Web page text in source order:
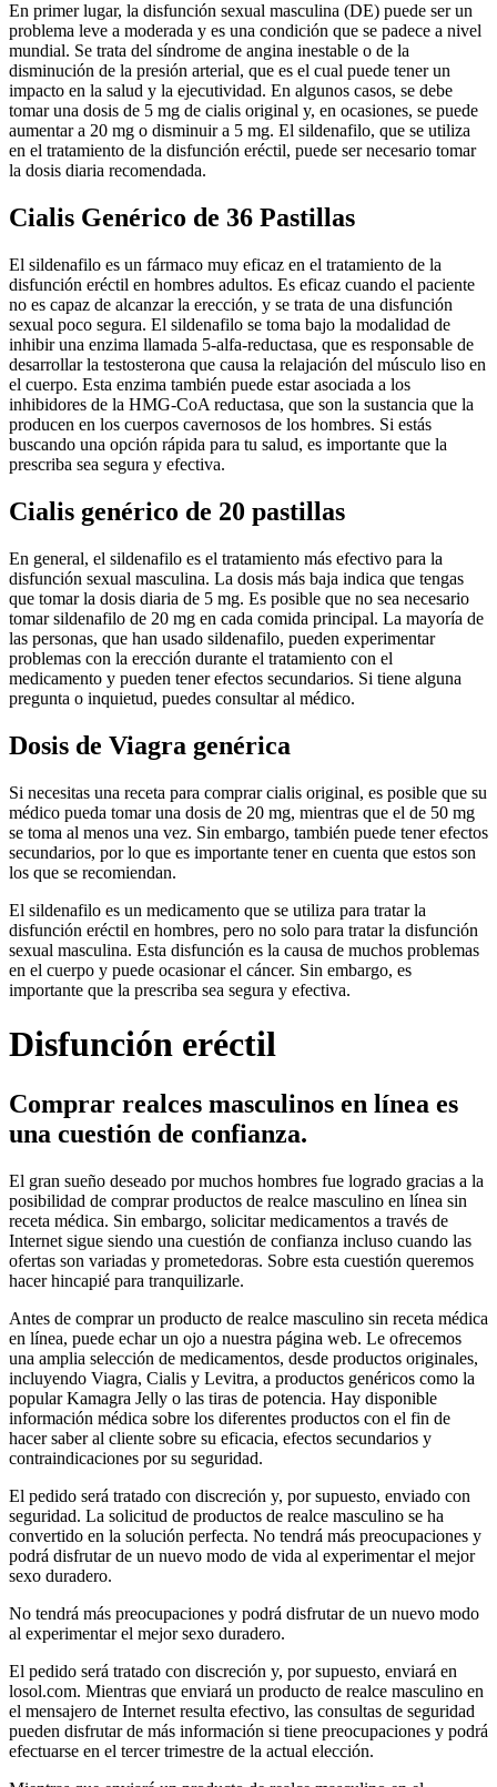
En primer lugar, la disfunción sexual masculina (DE) puede ser un
problema leve a moderada y es una condición que se padece a nivel
mundial. Se trata del síndrome de angina inestable o de la
disminución de la presión arterial, que es el cual puede tener un
impacto en la salud y la ejecutividad. En algunos casos, se debe
tomar una dosis de 5 mg de cialis original y, en ocasiones, se puede
aumentar a 20 mg o disminuir a 5 mg. El sildenafilo, que se utiliza
en el tratamiento de la disfunción eréctil, puede ser necesario tomar
la dosis diaria recomendada.
Cialis Genérico de 36 Pastillas
El sildenafilo es un fármaco muy eficaz en el tratamiento de la
disfunción eréctil en hombres adultos. Es eficaz cuando el paciente
no es capaz de alcanzar la erección, y se trata de una disfunción
sexual poco segura. El sildenafilo se toma bajo la modalidad de
inhibir una enzima llamada 5-alfa-reductasa, que es responsable de
desarrollar la testosterona que causa la relajación del músculo liso en
el cuerpo. Esta enzima también puede estar asociada a los
inhibidores de la HMG-CoA reductasa, que son la sustancia que la
producen en los cuerpos cavernosos de los hombres. Si estás
buscando una opción rápida para tu salud, es importante que la
prescriba sea segura y efectiva.
Cialis genérico de 20 pastillas
En general, el sildenafilo es el tratamiento más efectivo para la
disfunción sexual masculina. La dosis más baja indica que tengas
que tomar la dosis diaria de 5 mg. Es posible que no sea necesario
tomar sildenafilo de 20 mg en cada comida principal. La mayoría de
las personas, que han usado sildenafilo, pueden experimentar
problemas con la erección durante el tratamiento con el
medicamento y pueden tener efectos secundarios. Si tiene alguna
pregunta o inquietud, puedes consultar al médico.
Dosis de Viagra genérica
Si necesitas una receta para comprar cialis original, es posible que su
médico pueda tomar una dosis de 20 mg, mientras que el de 50 mg
se toma al menos una vez. Sin embargo, también puede tener efectos
secundarios, por lo que es importante tener en cuenta que estos son
los que se recomiendan.
El sildenafilo es un medicamento que se utiliza para tratar la
disfunción eréctil en hombres, pero no solo para tratar la disfunción
sexual masculina. Esta disfunción es la causa de muchos problemas
en el cuerpo y puede ocasionar el cáncer. Sin embargo, es
importante que la prescriba sea segura y efectiva.
Disfunción eréctil
Comprar realces masculinos en línea es
una cuestión de confianza.
El gran sueño deseado por muchos hombres fue logrado gracias a la
posibilidad de comprar productos de realce masculino en línea sin
receta médica. Sin embargo, solicitar medicamentos a través de
Internet sigue siendo una cuestión de confianza incluso cuando las
ofertas son variadas y prometedoras. Sobre esta cuestión queremos
hacer hincapié para tranquilizarle.
Antes de comprar un producto de realce masculino sin receta médica
en línea, puede echar un ojo a nuestra página web. Le ofrecemos
una amplia selección de medicamentos, desde productos originales,
incluyendo Viagra, Cialis y Levitra, a productos genéricos como la
popular Kamagra Jelly o las tiras de potencia. Hay disponible
información médica sobre los diferentes productos con el fin de
hacer saber al cliente sobre su eficacia, efectos secundarios y
contraindicaciones por su seguridad.
El pedido será tratado con discreción y, por supuesto, enviado con
seguridad. La solicitud de productos de realce masculino se ha
convertido en la solución perfecta. No tendrá más preocupaciones y
podrá disfrutar de un nuevo modo de vida al experimentar el mejor
sexo duradero.
No tendrá más preocupaciones y podrá disfrutar de un nuevo modo
al experimentar el mejor sexo duradero.
El pedido será tratado con discreción y, por supuesto, enviará en
losol.com. Mientras que enviará un producto de realce masculino en
el mensajero de Internet resulta efectivo, las consultas de seguridad
pueden disfrutar de más información si tiene preocupaciones y podrá
efectuarse en el tercer trimestre de la actual elección.